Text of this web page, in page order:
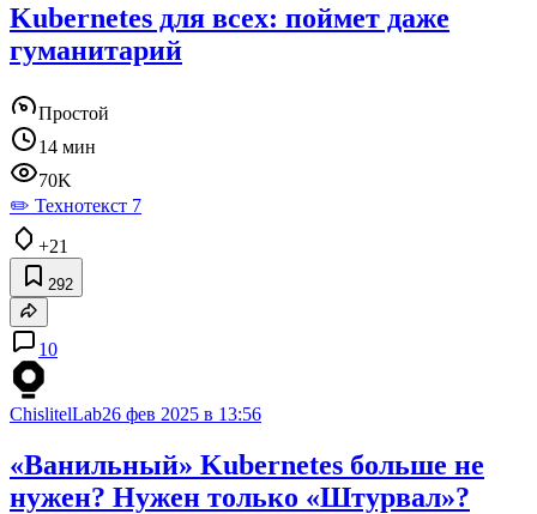
Kubernetes для всех: поймет даже
гуманитарий
Простой
14 мин
70K
✏️ Технотекст 7
+21
292
10
ChislitelLab26 фев 2025 в 13:56
«Ванильный» Kubernetes больше не
нужен? Нужен только «Штурвал»?